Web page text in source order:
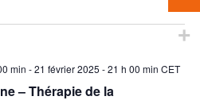
– Thérapie de la
min -21 février 2025 - 21 h 00 min CET